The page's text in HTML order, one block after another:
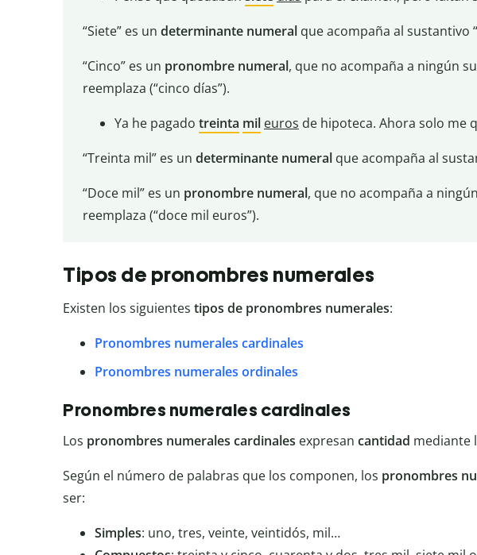
“Siete” es un determinante numeralque acompaña al sustantivo
“Cinco” es un pronombre numeral, que no acompaña a ningún
reemplaza (“cinco días”).
Ya he pagado treinta mil euros de hipoteca. Ahora solo me
“Treinta mil” es un determinante numeralque acompaña al
“Doce mil” es un pronombre numeral, que no acompaña a
reemplaza (“doce mil euros”).
Tipos de pronombres numerales
Existen los siguientes tipos de pronombres numerales:
Pronombres numerales cardinales
Pronombres numerales ordinales
Pronombres numerales cardinales
Los pronombres numerales cardinales expresan cantidad mediante
Según el número de palabras que los componen, los pronombres
ser:
Simples: uno, tres, veinte, veintidós, mil…